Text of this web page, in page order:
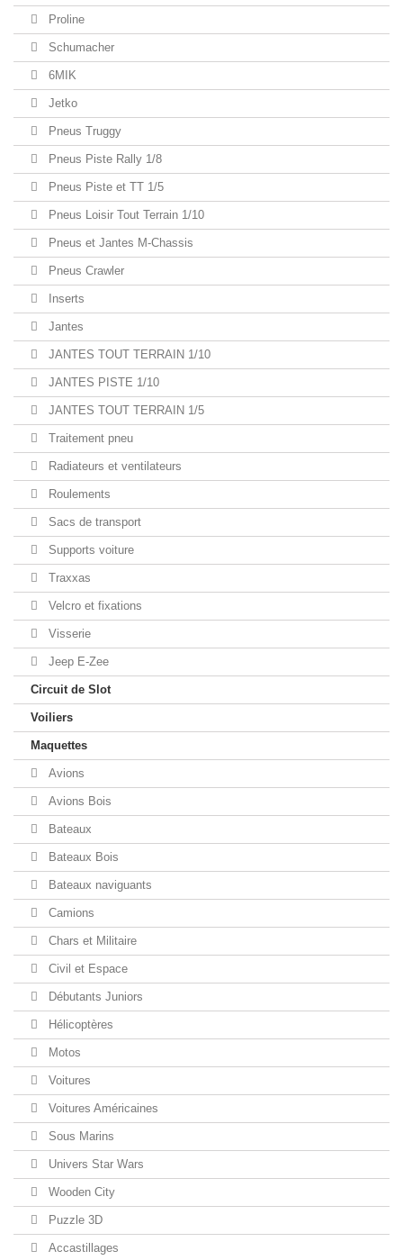
Proline
Schumacher
6MIK
Jetko
Pneus Truggy
Pneus Piste Rally 1/8
Pneus Piste et TT 1/5
Pneus Loisir Tout Terrain 1/10
Pneus et Jantes M-Chassis
Pneus Crawler
Inserts
Jantes
JANTES TOUT TERRAIN 1/10
JANTES PISTE 1/10
JANTES TOUT TERRAIN 1/5
Traitement pneu
Radiateurs et ventilateurs
Roulements
Sacs de transport
Supports voiture
Traxxas
Velcro et fixations
Visserie
Jeep E-Zee
Circuit de Slot
Voiliers
Maquettes
Avions
Avions Bois
Bateaux
Bateaux Bois
Bateaux naviguants
Camions
Chars et Militaire
Civil et Espace
Débutants Juniors
Hélicoptères
Motos
Voitures
Voitures Américaines
Sous Marins
Univers Star Wars
Wooden City
Puzzle 3D
Accastillages